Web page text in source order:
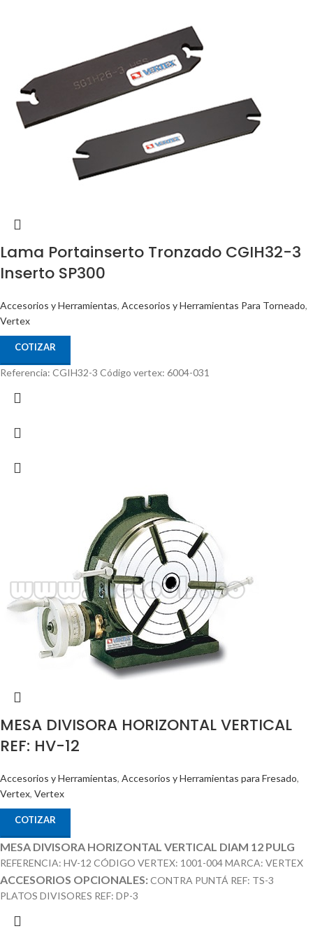
Lama Portainserto Tronzado CGIH32-3
Inserto SP300
Accesorios y Herramientas, Accesorios y Herramientas Para Torneado,
Vertex
COTIZAR
Referencia: CGIH32-3 Código vertex: 6004-031
MESA DIVISORA HORIZONTAL VERTICAL
REF: HV-12
Accesorios y Herramientas, Accesorios y Herramientas para Fresado,
Vertex, Vertex
COTIZAR
MESA DIVISORA HORIZONTAL VERTICAL DIAM 12 PULG
REFERENCIA: HV-12 CÓDIGO VERTEX: 1001-004 MARCA: VERTEX
ACCESORIOS OPCIONALES:CONTRA PUNTÁ REF: TS-3
PLATOS DIVISORES REF: DP-3